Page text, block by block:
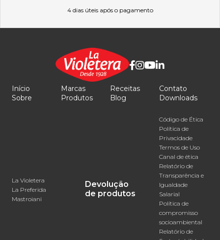
4 dias úteis após o pagamento
Início
Sobre
Marcas
Produtos
Receitas
Blog
Contato
Downloads
La Violetera
La Preferida
Mastroiani
Devolução
de produtos
Código de Ética
Política de
Privacidade
Termos de Uso
Canal de ética
Relatório de
Transparência e
Igualdade
Salarial
Política de
compromisso
socioambiental
Relatório de